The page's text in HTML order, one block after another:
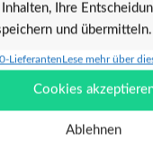
Ihre
und übermitteln.
LieferantenLese mehr über
Cookies
Ablehnen
Kompressionsshirt
Rock’n’Roll